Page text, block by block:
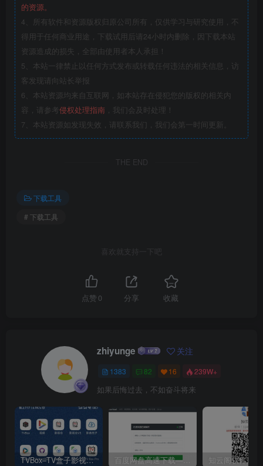
的资源。
4、所有软件和资源版权归原公司所有，仅供学习与研究使用，不
得用于任何商业用途，下载试用后请24小时内删除，因下载本站
资源造成的损失，全部由使用者本人承担！
5、本站一律禁止以任何方式发布或转载任何违法的相关信息，访
客发现请向站长举报
6、本站资源均来自互联网，如本站存在侵犯您的版权的相关内
容，请参考侵权处理指南 ，我们会及时处理！
7、本站资源如发现失效，请联系我们，我们会第一时间更新。
THE END
下载工具
# 下载工具
喜欢就支持一下吧
点赞 0 分享 收藏
zhiyunge 关注
1383 82 16 239W+
如果后悔过去，不如奋斗将来
TVBox–TV盒子影视神器【附视频源和下载地址】【附自带源软件】 百度网盘高速下载——解析站点汇总